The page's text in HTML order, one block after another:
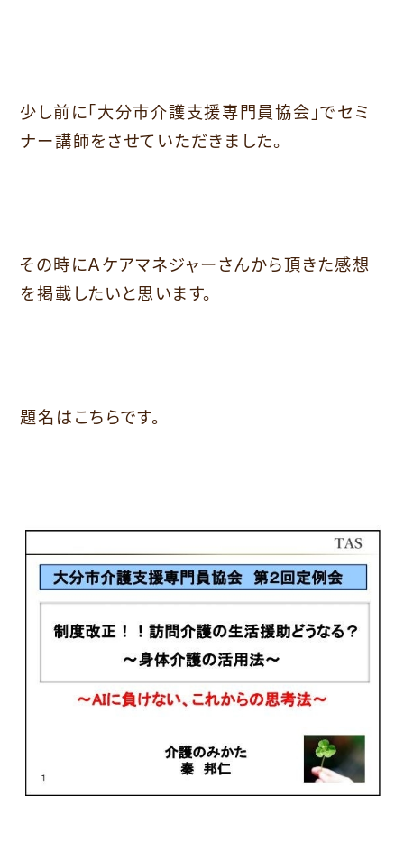
少し前に「大分市介護支援専門員協会」でセミ
ナー講師をさせていただきました。
その時にＡケアマネジャーさんから頂きた感想
を掲載したいと思います。
題名はこちらです。